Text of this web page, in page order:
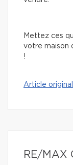
Mettez ces
votre maison
!
Article
RE/MAX